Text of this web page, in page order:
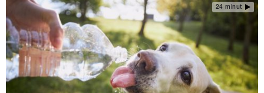
24 minut